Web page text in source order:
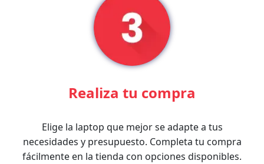
Realiza tu compra
Elige la laptop que mejor se adapte a tus
necesidades y presupuesto. Completa tu compra
fácilmente en la tienda con opciones disponibles.